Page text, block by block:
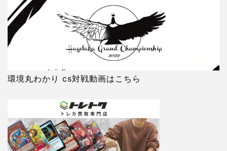
環境丸わかり cs対戦動画はこちら